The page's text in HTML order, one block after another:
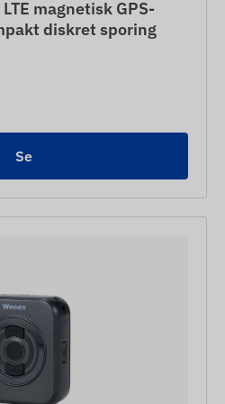
magnetisk GPS-
diskret sporing
Se